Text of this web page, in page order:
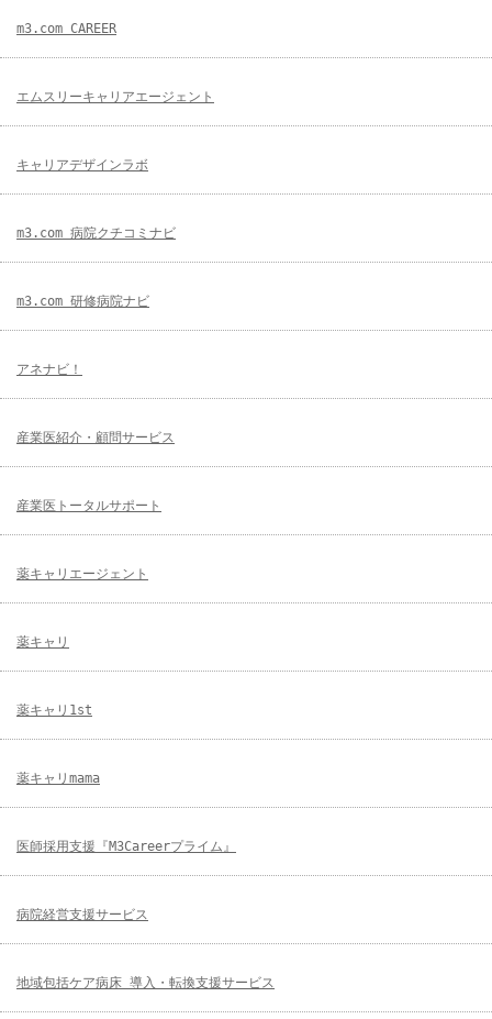
m3.com CAREER
エムスリーキャリアエージェント
キャリアデザインラボ
m3.com 病院クチコミナビ
m3.com 研修病院ナビ
アネナビ！
産業医紹介・顧問サービス
産業医トータルサポート
薬キャリエージェント
薬キャリ
薬キャリ1st
薬キャリmama
医師採用支援『M3Careerプライム』
病院経営支援サービス
地域包括ケア病床 導入・転換支援サービス